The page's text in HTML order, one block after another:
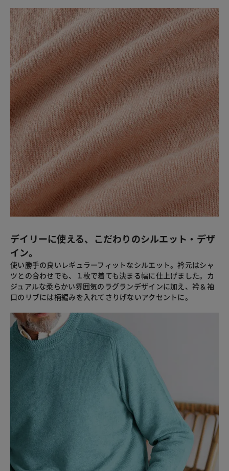
デイリーに使える、こだわりのシルエット・デザ
イン。
使い勝手の良いレギュラーフィットなシルエット。衿元はシャ
ツとの合わせでも、１枚で着ても決まる幅に仕上げました。カ
ジュアルな柔らかい雰囲気のラグランデザインに加え、衿＆袖
口のリブには柄編みを入れてさりげないアクセントに。